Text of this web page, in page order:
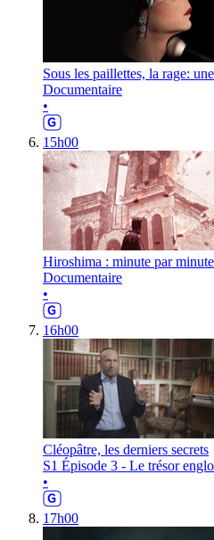
Sous les paillettes, la rage:
Documentaire
•
15h00
Hiroshima : minute par minute
Documentaire
•
16h00
Cléopâtre, les derniers secrets
S1 Épisode 3 - Le trésor
•
17h00